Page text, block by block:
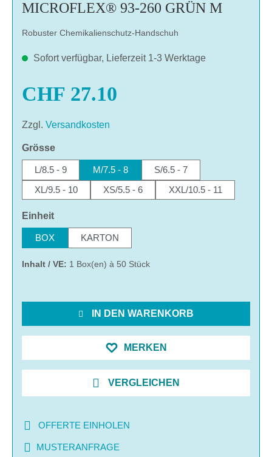
MICROFLEX® 93-260 GRÜN M
Robuster Chemikalienschutz-Handschuh
Sofort verfügbar, Lieferzeit 1-3 Werktage
CHF 27.10
Zzgl. Versandkosten
Grösseauswählen
L/8.5 - 9 M/7.5 - 8
S/6.5 - 7
XL/9.5 - 10
XS/5.5 - 6 XXL/10.5 - 11
Einheitauswählen
BOX KARTON
Inhalt / VE: 1 Box(en) à 50 Stück
IN DEN WARENKORB
MERKEN
VERGLEICHEN
OFFERTE EINHOLEN
MUSTERANFRAGE